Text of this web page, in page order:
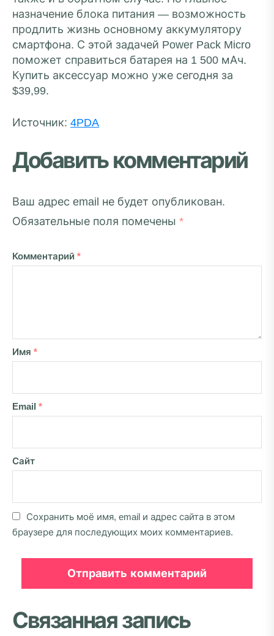
назначение блока питания — возможность
продлить жизнь основному аккумулятору
смартфона. С этой задачей Power Pack Micro
поможет справиться батарея на 1 500 мАч.
Купить аксессуар можно уже сегодня за
$39,99.
Источник: 4PDA
Добавить комментарий
Ваш адрес email не будет опубликован.
Обязательные поля помечены *
Комментарий *
Имя *
Email *
Сайт
Сохранить моё имя, email и адрес сайта в этом
браузере для последующих моих комментариев.
Связанная запись